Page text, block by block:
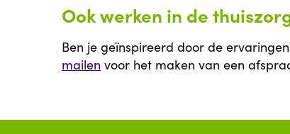
Ook werken in de
Ben je geïnspireerd door de
mailen voor het maken van een